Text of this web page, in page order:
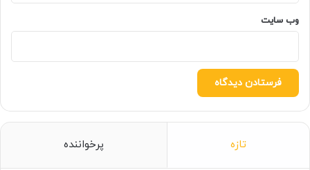
وب‌ سایت
تازه پرخواننده